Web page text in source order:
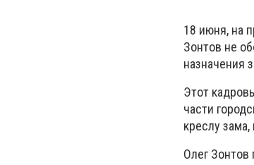
18 июня, на
Зонтов не
назначения
Этот
части
креслу
Олег